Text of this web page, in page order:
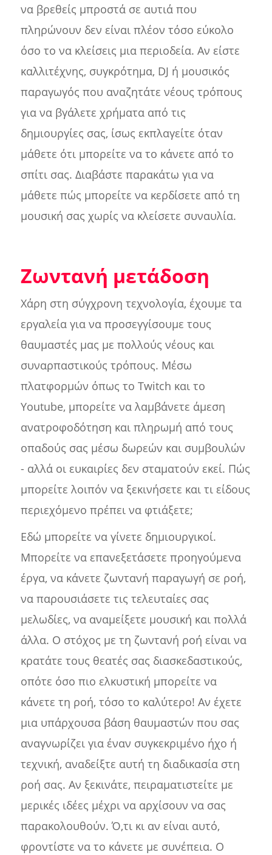
να βρεθείς μπροστά σε αυτιά που
πληρώνουν δεν είναι πλέον τόσο εύκολο
όσο το να κλείσεις μια περιοδεία. Αν είστε
καλλιτέχνης, συγκρότημα, DJ ή μουσικός
παραγωγός που αναζητάτε νέους τρόπους
για να βγάλετε χρήματα από τις
δημιουργίες σας, ίσως εκπλαγείτε όταν
μάθετε ότι μπορείτε να το κάνετε από το
σπίτι σας. Διαβάστε παρακάτω για να
μάθετε πώς μπορείτε να κερδίσετε από τη
μουσική σας χωρίς να κλείσετε συναυλία.
Ζωντανή μετάδοση
Χάρη στη σύγχρονη τεχνολογία, έχουμε τα
εργαλεία για να προσεγγίσουμε τους
θαυμαστές μας με πολλούς νέους και
συναρπαστικούς τρόπους. Μέσω
πλατφορμών όπως το Twitch και το
Youtube, μπορείτε να λαμβάνετε άμεση
ανατροφοδότηση και πληρωμή από τους
οπαδούς σας μέσω δωρεών και συμβουλών
- αλλά οι ευκαιρίες δεν σταματούν εκεί. Πώς
μπορείτε λοιπόν να ξεκινήσετε και τι είδους
περιεχόμενο πρέπει να φτιάξετε;
Εδώ μπορείτε να γίνετε δημιουργικοί.
Μπορείτε να επανεξετάσετε προηγούμενα
έργα, να κάνετε ζωντανή παραγωγή σε ροή,
να παρουσιάσετε τις τελευταίες σας
μελωδίες, να αναμείξετε μουσική και πολλά
άλλα. Ο στόχος με τη ζωντανή ροή είναι να
κρατάτε τους θεατές σας διασκεδαστικούς,
οπότε όσο πιο ελκυστική μπορείτε να
κάνετε τη ροή, τόσο το καλύτερο! Αν έχετε
μια υπάρχουσα βάση θαυμαστών που σας
αναγνωρίζει για έναν συγκεκριμένο ήχο ή
τεχνική, αναδείξτε αυτή τη διαδικασία στη
ροή σας. Αν ξεκινάτε, πειραματιστείτε με
μερικές ιδέες μέχρι να αρχίσουν να σας
παρακολουθούν. Ό,τι κι αν είναι αυτό,
φροντίστε να το κάνετε με συνέπεια. Ο